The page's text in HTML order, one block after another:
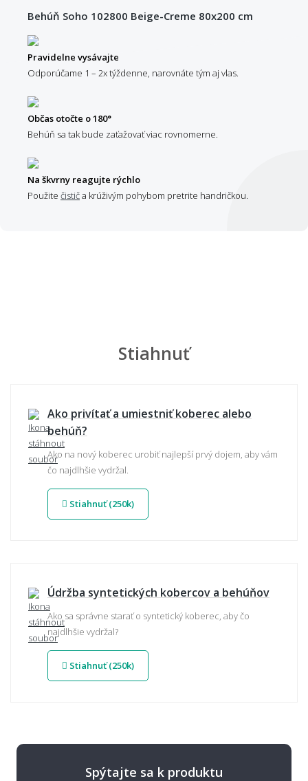
Behúň Soho 102800 Beige-Creme 80x200 cm
Pravidelne vysávajte
Odporúčame 1 – 2x týždenne, narovnáte tým aj vlas.
Občas otočte o 180°
Behúň sa tak bude zaťažovať viac rovnomerne.
Na škvrny reagujte rýchlo
Použite čističa krúživým pohybom pretrite handričkou.
Stiahnuť
Ako privítať a umiestniť koberec alebo
behúň?
Ako na nový koberec urobiť najlepší prvý dojem, aby vám
čo najdlhšie vydržal.
Stiahnuť (250k)
Údržba syntetických kobercov a behúňov
Ako sa správne starať o syntetický koberec, aby čo
najdlhšie vydržal?
Stiahnuť (250k)
Spýtajte sa k produktu